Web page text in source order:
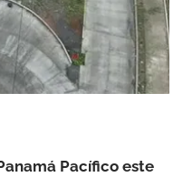
Pacífico este